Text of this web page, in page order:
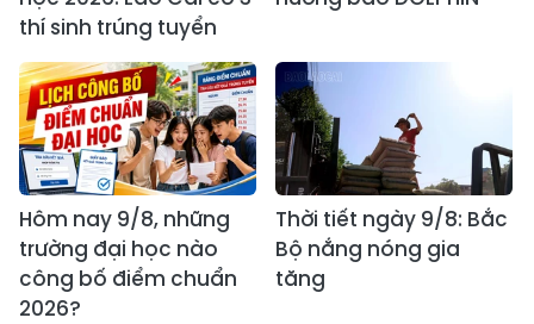
thí sinh trúng tuyển
Hôm nay 9/8, những
trường đại học nào
công bố điểm chuẩn
2026?
Thời tiết ngày 9/8: Bắc
Bộ nắng nóng gia
tăng